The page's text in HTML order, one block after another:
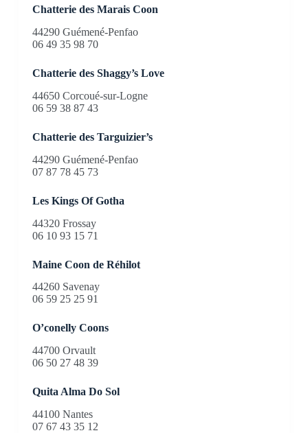
Chatterie des Marais Coon
44290 Guémené-Penfao
06 49 35 98 70
Chatterie des Shaggy’s Love
44650 Corcoué-sur-Logne
06 59 38 87 43
Chatterie des Targuizier’s
44290 Guémené-Penfao
07 87 78 45 73
Les Kings Of Gotha
44320 Frossay
06 10 93 15 71
Maine Coon de Réhilot
44260 Savenay
06 59 25 25 91
O’conelly Coons
44700 Orvault
06 50 27 48 39
Quita Alma Do Sol
44100 Nantes
07 67 43 35 12